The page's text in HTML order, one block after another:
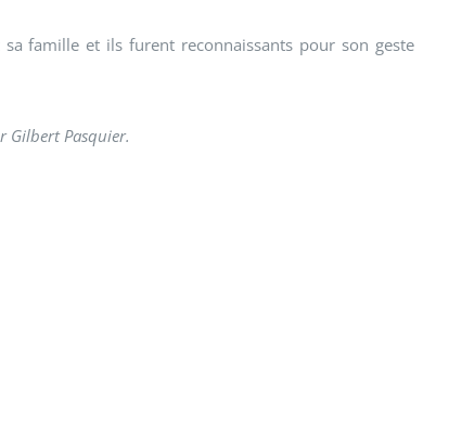
famille et ils furent reconnaissants pour son geste
Gilbert Pasquier.